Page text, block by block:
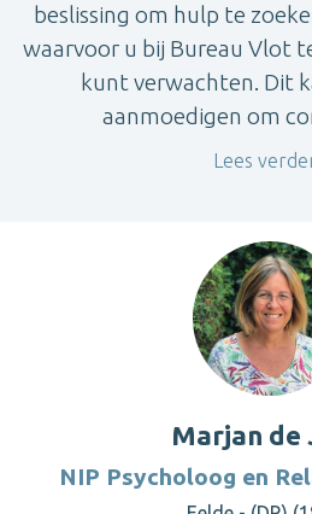
beslissing om hulp te
waarvoor u bij Bureau Vlot
kunt verwachten. Dit
aanmoedigen om
Lees
Marjan de
NIP Psycholoog en